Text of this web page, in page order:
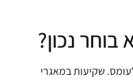
נכון?
שקיעות במאגרי